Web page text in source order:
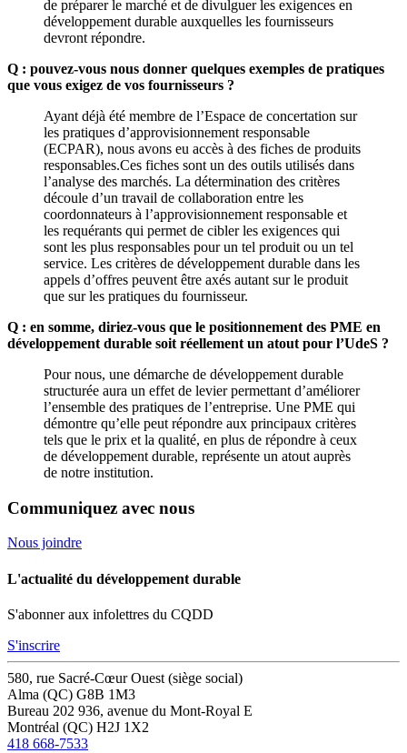
de préparer le marché et de divulguer les exigences en
développement durable auxquelles les fournisseurs
devront répondre.
Q : pouvez-vous nous donner quelques exemples de pratiques
que vous exigez de vos fournisseurs ?
Ayant déjà été membre de l’Espace de concertation sur
les pratiques d’approvisionnement responsable
(ECPAR), nous avons eu accès à des fiches de produits
responsables.Ces fiches sont un des outils utilisés dans
l’analyse des marchés. La détermination des critères
découle d’un travail de collaboration entre les
coordonnateurs à l’approvisionnement responsable et
les requérants qui permet de cibler les exigences qui
sont les plus responsables pour un tel produit ou un tel
service. Les critères de développement durable dans les
appels d’offres peuvent être axés autant sur le produit
que sur les pratiques du fournisseur.
Q : en somme, diriez-vous que le positionnement des PME en
développement durable soit réellement un atout pour l’UdeS ?
Pour nous, une démarche de développement durable
structurée aura un effet de levier permettant d’améliorer
l’ensemble des pratiques de l’entreprise. Une PME qui
démontre qu’elle peut répondre aux principaux critères
tels que le prix et la qualité, en plus de répondre à ceux
de développement durable, représente un atout auprès
de notre institution.
Communiquez avec nous
Nous joindre
L'actualité du développement durable
S'abonner aux infolettres du CQDD
S'inscrire
580, rue Sacré-Cœur Ouest (siège social)
Alma (QC) G8B 1M3
Bureau 202 936, avenue du Mont-Royal E
Montréal (QC) H2J 1X2
418 668-7533